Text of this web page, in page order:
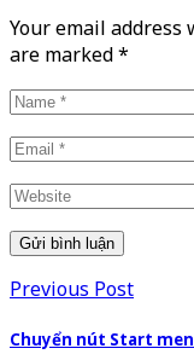
Your email
are marked*
Previous Post
Chuyển nút Start